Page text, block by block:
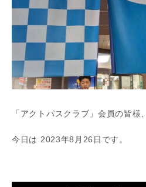
「アクトパスクラブ」会員の皆様、
今日は 2023年8月26日です。